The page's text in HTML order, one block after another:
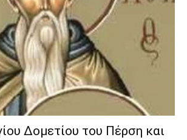
Δομετίου του Πέρση και